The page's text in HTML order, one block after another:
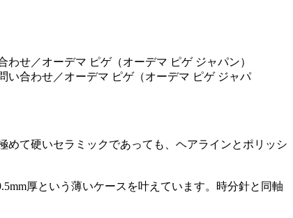
合わせ／オーデマ ピゲ（オーデマ ピゲ ジャパ
て硬いセラミックであっても、ヘアラインとポリッシ
厚という薄いケースを叶えています。時分針と同軸